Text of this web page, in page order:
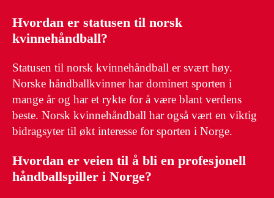
Hvordan er statusen til norsk
kvinnehåndball?
Statusen til norsk kvinnehåndball er svært høy.
Norske håndballkvinner har dominert sporten i
mange år og har et rykte for å være blant verdens
beste. Norsk kvinnehåndball har også vært en viktig
bidragsyter til økt interesse for sporten i Norge.
Hvordan er veien til å bli en profesjonell
håndballspiller i Norge?